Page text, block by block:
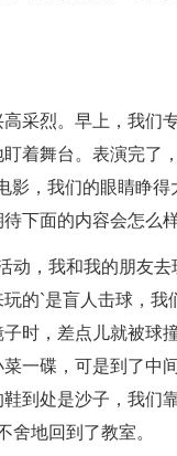
采烈。早上，我们
着舞台。表演完了
影，我们的眼睛睁
下面的内容会怎么
动，我和我的朋友
的`是盲人击球，我
时，差点儿就被球
一碟，可是到了中
到处是沙子，我们
舍地回到了教室。